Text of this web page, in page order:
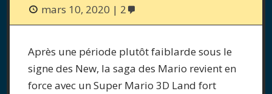
mars 10, 2020
2
Après une période plutôt faiblarde sous le
signe des New, la saga des Mario revient en
force avec un Super Mario 3D Land fort